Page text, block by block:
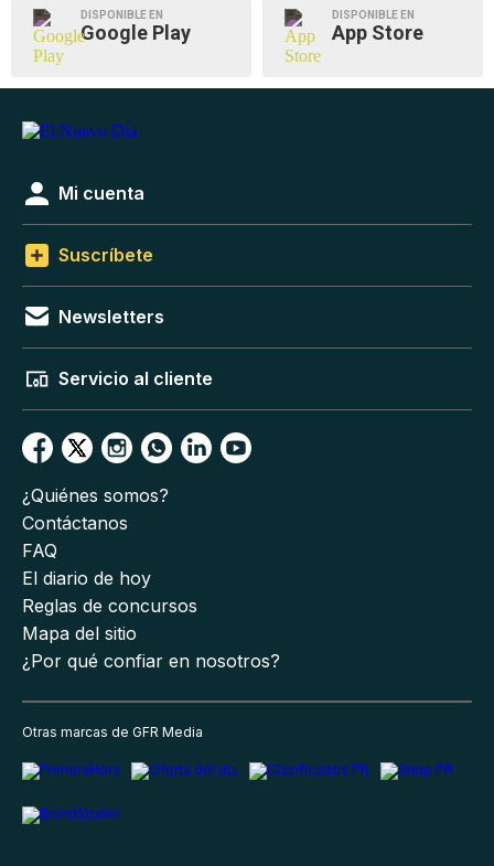
DISPONIBLE EN
Google Play
DISPONIBLE EN
App Store
Mi cuenta
Suscríbete
Newsletters
Servicio al cliente
¿Quiénes somos?
Contáctanos
FAQ
El diario de hoy
Reglas de concursos
Mapa del sitio
¿Por qué confiar en nosotros?
Otras marcas de GFR Media